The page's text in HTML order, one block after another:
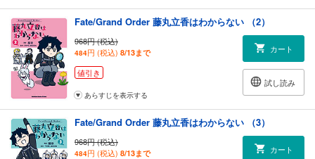
Fate/Grand Order 藤丸立香はわからない （2）
968円 (税込)
484円 (税込) 8/13まで
値引き
カート
試し読み
あらすじを表示する
Fate/Grand Order 藤丸立香はわからない （3）
968円 (税込)
484円 (税込) 8/13まで カート